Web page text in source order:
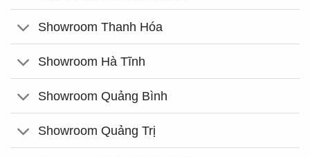
Showroom Thanh Hóa
Showroom Hà Tĩnh
Showroom Quảng Bình
Showroom Quảng Trị